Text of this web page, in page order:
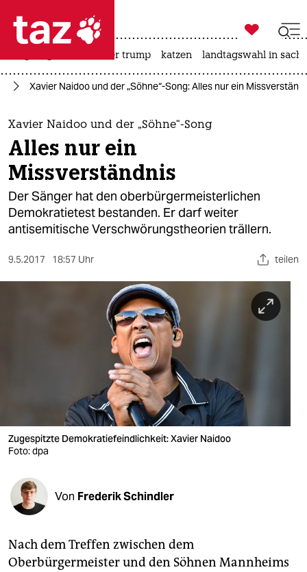
 taz zahl ich
taz zahl ich
themen
politik
öko
gesellschaft
sport
verlag
veranstaltungen
shop
fragen & hilfe
unterstützen
abo

taz zahl ich
usa unter trump katzen landtagswahl in
Xavier Naidoo und der „Söhne“-Song: Alles nur ein
Xavier Naidoo und der „Söhne“-Song
Alles nur ein
Missverständnis
Der Sänger hat den oberbürgermeisterlichen
Demokratietest bestanden. Er darf weiter
antisemitische Verschwörungstheorien trällern.
9.5.2017 18:57 Uhr teilen
Zugespitzte Demokratiefeindlichkeit: Xavier Naidoo
Foto: dpa
Von Frederik Schindler
Nach dem Treffen zwischen dem
Oberbürgermeister und den Söhnen Mannheims